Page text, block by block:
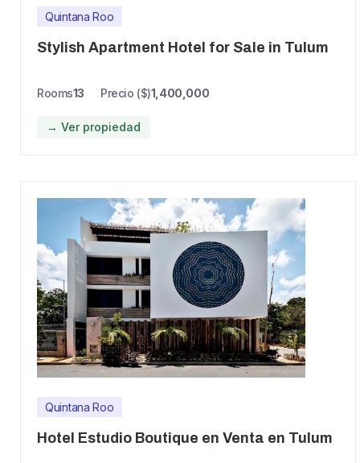
Quintana Roo
Stylish Apartment Hotel for Sale in Tulum
Rooms13 Precio ($)1,400,000
→ Ver propiedad
Quintana Roo
Hotel Estudio Boutique en Venta en Tulum